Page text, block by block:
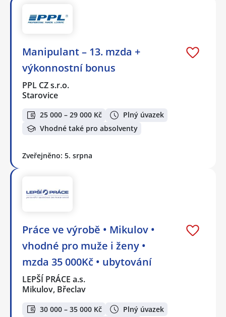
Manipulant – 13. mzda +
výkonnostní bonus
PPL CZ s.r.o.
Starovice
25 000 – 29 000 Kč
Plný úvazek
Vhodné také pro absolventy
Zveřejněno: 5. srpna
Práce ve výrobě • Mikulov •
vhodné pro muže i ženy •
mzda 35 000Kč • ubytování
LEPŠÍ PRÁCE a.s.
Mikulov, Břeclav
30 000 – 35 000 Kč
Plný úvazek